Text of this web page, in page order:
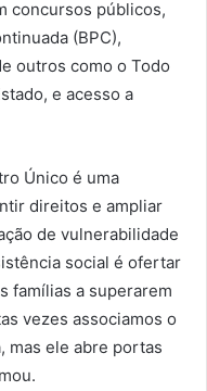
concursos públicos,
(BPC),
outros como o Todo
e acesso a
Único é uma
direitos e ampliar
de vulnerabilidade
social é ofertar
famílias a superarem
vezes associamos o
mas ele abre portas